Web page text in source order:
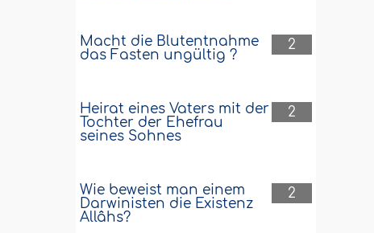
2
Macht die Blutentnahme
das Fasten ungültig ?
2
Heirat eines Vaters mit der
Tochter der Ehefrau
seines Sohnes
2
Wie beweist man einem
Darwinisten die Existenz
Allâhs?